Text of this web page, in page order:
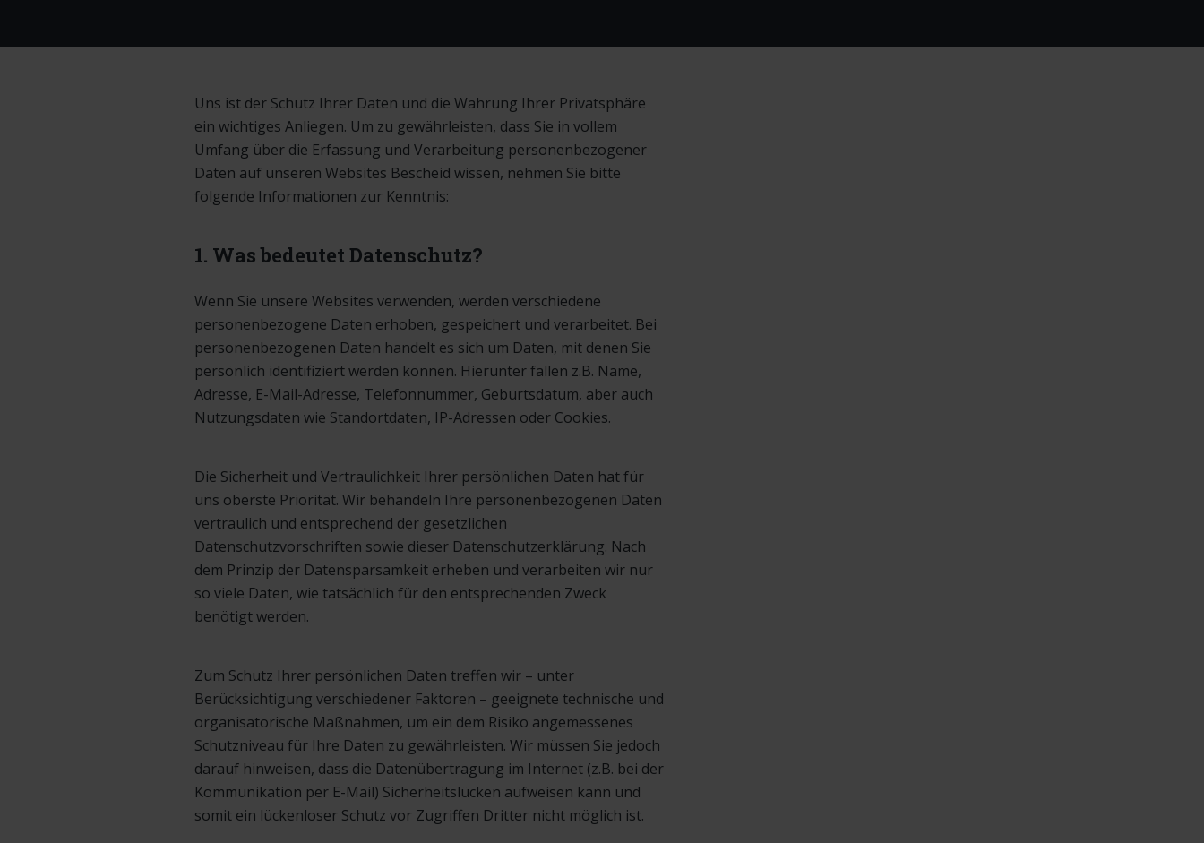
Uns ist der Schutz Ihrer Daten und die Wahrung Ihrer Privatsphäre
ein wichtiges Anliegen. Um zu gewährleisten, dass Sie in vollem
Umfang über die Erfassung und Verarbeitung personenbezogener
Daten auf unseren Websites Bescheid wissen, nehmen Sie bitte
folgende Informationen zur Kenntnis:
1. Was bedeutet Datenschutz?
Wenn Sie unsere Websites verwenden, werden verschiedene
personenbezogene Daten erhoben, gespeichert und verarbeitet. Bei
personenbezogenen Daten handelt es sich um Daten, mit denen Sie
persönlich identifiziert werden können. Hierunter fallen z.B. Name,
Adresse, E-Mail-Adresse, Telefonnummer, Geburtsdatum, aber auch
Nutzungsdaten wie Standortdaten, IP-Adressen oder Cookies.
Die Sicherheit und Vertraulichkeit Ihrer persönlichen Daten hat für
uns oberste Priorität. Wir behandeln Ihre personenbezogenen Daten
vertraulich und entsprechend der gesetzlichen
Datenschutzvorschriften sowie dieser Datenschutzerklärung. Nach
dem Prinzip der Datensparsamkeit erheben und verarbeiten wir nur
so viele Daten, wie tatsächlich für den entsprechenden Zweck
benötigt werden.
Zum Schutz Ihrer persönlichen Daten treffen wir – unter
Berücksichtigung verschiedener Faktoren – geeignete technische und
organisatorische Maßnahmen, um ein dem Risiko angemessenes
Schutzniveau für Ihre Daten zu gewährleisten. Wir müssen Sie jedoch
darauf hinweisen, dass die Datenübertragung im Internet (z.B. bei der
Kommunikation per E-Mail) Sicherheitslücken aufweisen kann und
somit ein lückenloser Schutz vor Zugriffen Dritter nicht möglich ist.